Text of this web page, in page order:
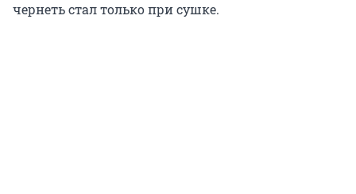
чернеть стал только при сушке.